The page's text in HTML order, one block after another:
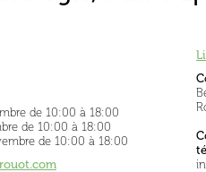
de 10:00 à 18:00
de 10:00 à 18:00
de 10:00 à 18:00